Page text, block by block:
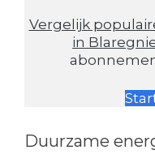
Vergelijk
in
Duurzame